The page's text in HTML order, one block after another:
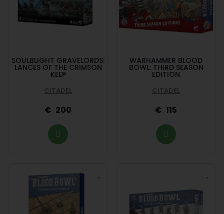
SOULBLIGHT GRAVELORDS:
LANCES OF THE CRIMSON
KEEP
CITADEL
200
WARHAMMER BLOOD
BOWL: THIRD SEASON
EDITION
CITADEL
115